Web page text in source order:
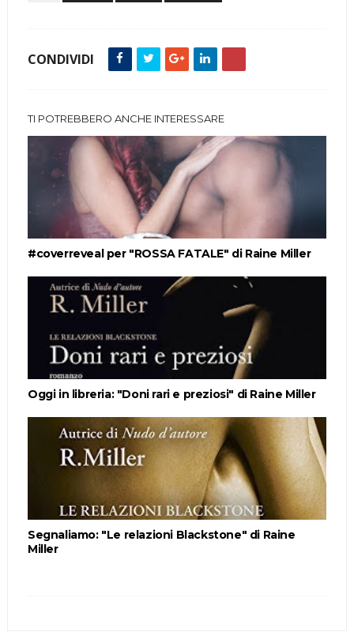
CONDIVIDI
TI POTREBBERO ANCHE INTERESSARE
#coverreveal per "ROSSA FATALE" di Raine Miller
Oggi in libreria: "Doni rari e preziosi" di Raine Miller
Segnaliamo: "Le relazioni Blackstone" di Raine
Miller